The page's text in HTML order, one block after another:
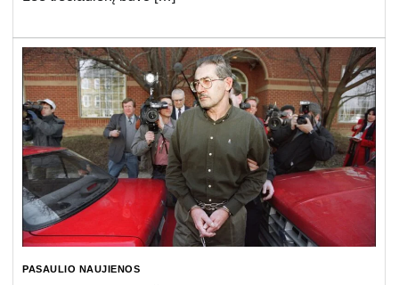
PASAULIO NAUJIENOS